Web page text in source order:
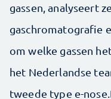
gassen, analyseert
gaschromatografie
om welke gassen
het Nederlandse
tweede type e-